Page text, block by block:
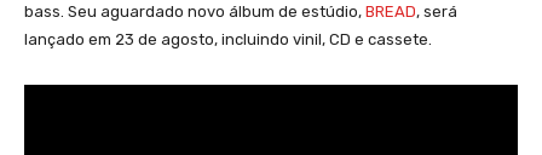
bass. Seu aguardado novo álbum de estúdio, BREAD, será
lançado em 23 de agosto, incluindo vinil, CD e cassete.